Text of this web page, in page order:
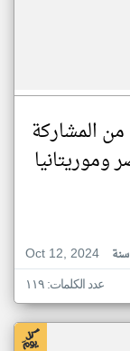
المشاركة
وموريتانيا
Oct 12, 2024
عدد الكلمات: ١١٩